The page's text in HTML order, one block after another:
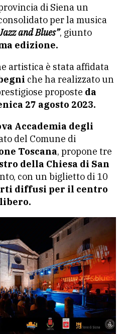
di Siena un
per la musica
and Blues”, giunto
edizione.
artistica è stata affidata
che ha realizzato un
proposte da
27 agosto 2023.
Accademia degli
del Comune di
Toscana, propone tre
della Chiesa di San
con un biglietto di 10
diffusi per il centro